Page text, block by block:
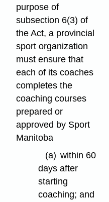
purpose of
subsection 6(3) of
the Act, a provincial
sport organization
must ensure that
each of its coaches
completes the
coaching courses
prepared or
approved by Sport
Manitoba
(a) within 60
days after
starting
coaching; and